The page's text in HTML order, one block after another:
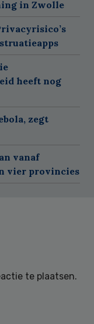
in Zwolle
heeft nog
zegt
vanaf
vier provincies
te plaatsen.